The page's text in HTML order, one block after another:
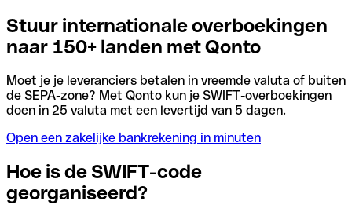
Stuur internationale overboekingen
naar 150+ landen met Qonto
Moet je je leveranciers betalen in vreemde valuta of buiten
de SEPA-zone? Met Qonto kun je SWIFT-overboekingen
doen in 25 valuta met een levertijd van 5 dagen.
Open een zakelijke bankrekening in minuten
Hoe is de SWIFT-code
georganiseerd?